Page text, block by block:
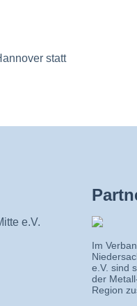
statt
e.V.
Im
e.V. sind
der
Region